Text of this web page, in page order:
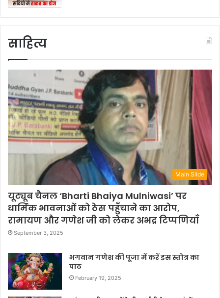
साहित्य
Main Slide
यूट्यूब चैनल ‘Bharti Bhaiya Mulniwasi’ पर
धार्मिक भावनाओं को ठेस पहुँचाने का आरोप,
रामायण और गणेश जी को लेकर अभद्र टिप्पणियाँ
September 3, 2025
भगवान गणेश की पूजा में करें इस स्तोत्र का
पाठ
February 19, 2025